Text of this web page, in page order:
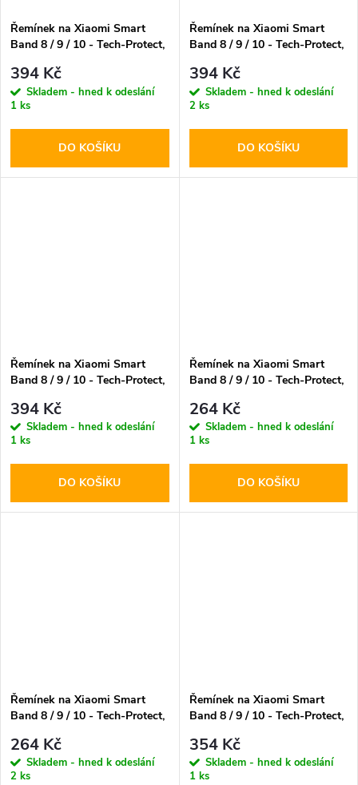
Řemínek na Xiaomi Smart
Band 8 / 9 / 10 - Tech-Protect,
394 Kč
Skladem - hned k odeslání
1 ks
DO KOŠÍKU
Řemínek na Xiaomi Smart
Band 8 / 9 / 10 - Tech-Protect,
394 Kč
Skladem - hned k odeslání
2 ks
DO KOŠÍKU
Řemínek na Xiaomi Smart
Band 8 / 9 / 10 - Tech-Protect,
394 Kč
Skladem - hned k odeslání
1 ks
DO KOŠÍKU
Řemínek na Xiaomi Smart
Band 8 / 9 / 10 - Tech-Protect,
264 Kč
Skladem - hned k odeslání
1 ks
DO KOŠÍKU
Řemínek na Xiaomi Smart
Band 8 / 9 / 10 - Tech-Protect,
264 Kč
Skladem - hned k odeslání
2 ks
Řemínek na Xiaomi Smart
Band 8 / 9 / 10 - Tech-Protect,
354 Kč
Skladem - hned k odeslání
1 ks